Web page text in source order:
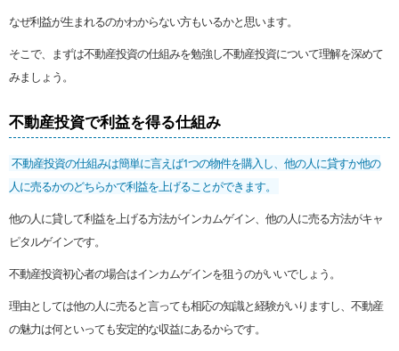
なぜ利益が生まれるのかわからない方もいるかと思います。
そこで、まずは不動産投資の仕組みを勉強し不動産投資について理解を深めて
みましょう。
不動産投資で利益を得る仕組み
不動産投資の仕組みは簡単に言えば1つの物件を購入し、他の人に貸すか他の
人に売るかのどちらかで利益を上げることができます。
他の人に貸して利益を上げる方法がインカムゲイン、他の人に売る方法がキャ
ピタルゲインです。
不動産投資初心者の場合はインカムゲインを狙うのがいいでしょう。
理由としては他の人に売ると言っても相応の知識と経験がいりますし、不動産
の魅力は何といっても安定的な収益にあるからです。